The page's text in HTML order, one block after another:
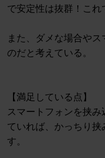
で安定性は抜群！これ
また、ダメな場合や
のだと考えている。
【満足している点】
スマートフォンを挟
ていれば、かっちり挟
す。